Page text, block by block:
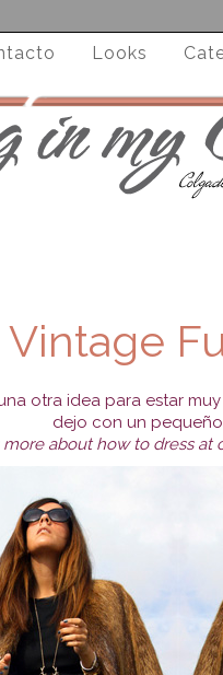
Looks
Vintage
otra idea para estar
dejo con un pequeño
more about how to dress